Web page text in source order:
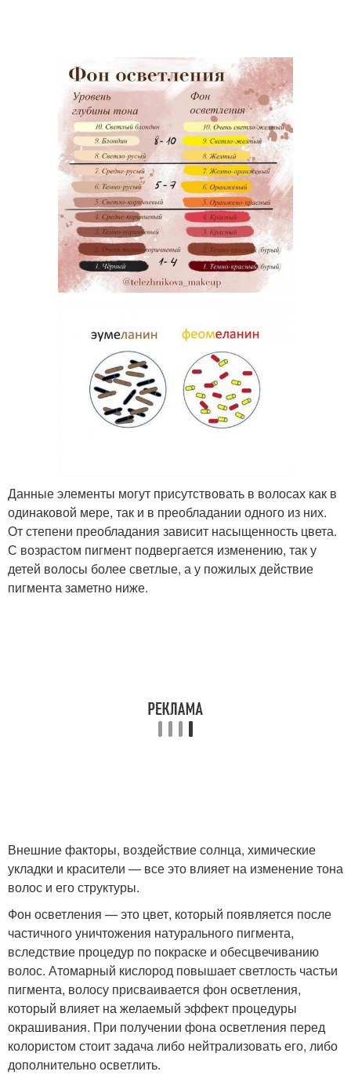
Данные элементы могут присутствовать в волосах как в
одинаковой мере, так и в преобладании одного из них.
От степени преобладания зависит насыщенность цвета.
С возрастом пигмент подвергается изменению, так у
детей волосы более светлые, а у пожилых действие
пигмента заметно ниже.
Внешние факторы, воздействие солнца, химические
укладки и красители — все это влияет на изменение тона
волос и его структуры.
Фон осветления — это цвет, который появляется после
частичного уничтожения натурального пигмента,
вследствие процедур по покраске и обесцвечиванию
волос. Атомарный кислород повышает светлость частьи
пигмента, волосу присваивается фон осветления,
который влияет на желаемый эффект процедуры
окрашивания. При получении фона осветления перед
колористом стоит задача либо нейтрализовать его, либо
дополнительно осветлить.